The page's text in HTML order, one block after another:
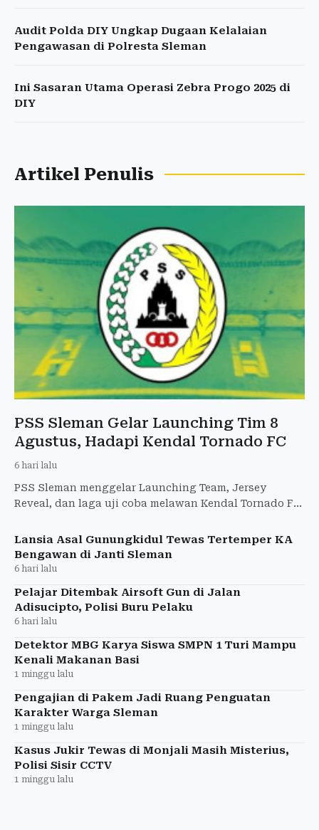
Audit Polda DIY Ungkap Dugaan Kelalaian
Pengawasan di Polresta Sleman
Ini Sasaran Utama Operasi Zebra Progo 2025 di
DIY
Artikel Penulis
PSS Sleman Gelar Launching Tim 8
Agustus, Hadapi Kendal Tornado FC
6 hari lalu
PSS Sleman menggelar Launching Team, Jersey
Reveal, dan laga uji coba melawan Kendal Tornado FC
Lansia Asal Gunungkidul Tewas Tertemper KA
Bengawan di Janti Sleman
6 hari lalu
Pelajar Ditembak Airsoft Gun di Jalan
Adisucipto, Polisi Buru Pelaku
6 hari lalu
Detektor MBG Karya Siswa SMPN 1 Turi Mampu
Kenali Makanan Basi
1 minggu lalu
Pengajian di Pakem Jadi Ruang Penguatan
Karakter Warga Sleman
1 minggu lalu
Kasus Jukir Tewas di Monjali Masih Misterius,
Polisi Sisir CCTV
1 minggu lalu